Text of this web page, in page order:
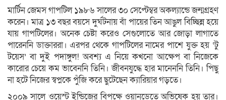
মার্টিন জেমস গাপটিল ১৯৮৬ সালের ৩০ সেপ্টেম্বর অকল্যান্ডে জন্মগ্রহণ
করেন। মাত্র ১৩ বছর বয়সে দুর্ঘটনায় বাঁ পায়ের তিন আঙুল বিচ্ছিন্ন হয়ে
যায় গাপটিলের। অনেক চেষ্টা করেও সেগুলোতে আর জোড়া লাগাতে
পারেননি ডাক্তাররা। এরপর থেকে গাপটিলের নামের পাশে যুক্ত হয় ‘টু
টয়েস’ বা দুই পদাঙ্গুল! অবশ্য এ নিয়ে কখনো আক্ষেপ বা নিজেকে
কারোর চেয়ে কম ভাবেননি তিনি। জীবনযুদ্ধে হার মানেননি তিনি। পিছু
না হটে নিজের স্বপ্নকে পুঁজি করে ছুটেছেন ক্যারিয়ার গড়তে।
২০০৯ সালে ওয়েস্ট ইন্ডিজের বিপক্ষে ওয়ানডেতে অভিষেক হয় তার।